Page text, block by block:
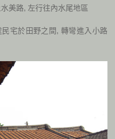
美路, 左行往內水尾地區
宅於田野之間, 轉彎進入小路